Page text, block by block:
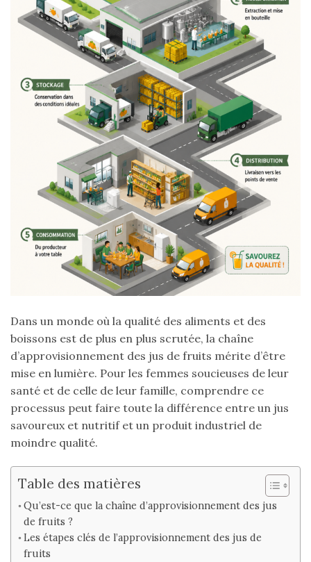
Dans un monde où la qualité des aliments et des
boissons est de plus en plus scrutée, la chaîne
d’approvisionnement des jus de fruits mérite d’être
mise en lumière. Pour les femmes soucieuses de leur
santé et de celle de leur famille, comprendre ce
processus peut faire toute la différence entre un jus
savoureux et nutritif et un produit industriel de
moindre qualité.
Table des matières
Qu’est-ce que la chaîne d’approvisionnement des jus
de fruits ?
Les étapes clés de l’approvisionnement des jus de
fruits